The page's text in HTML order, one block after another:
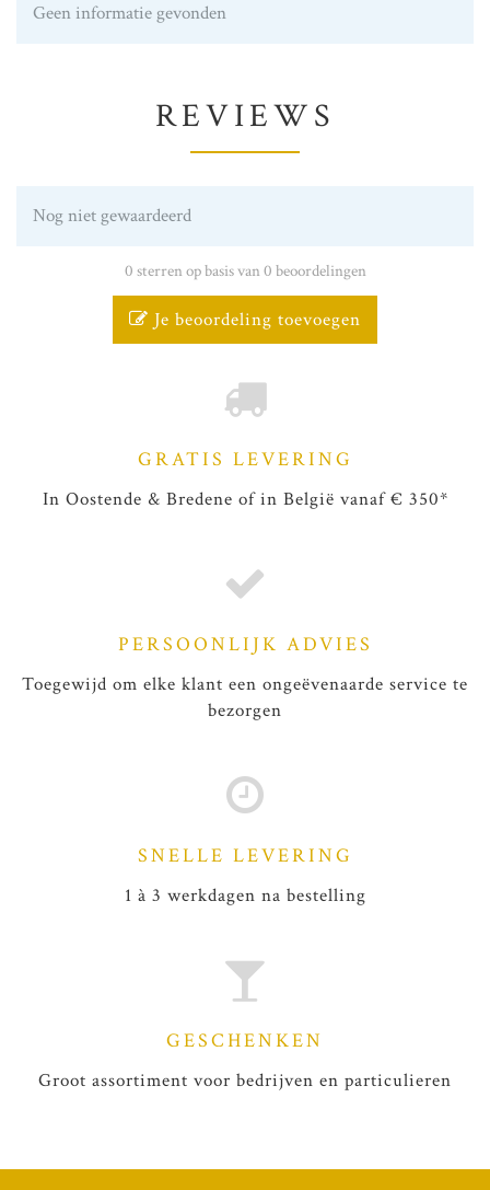
Geen informatie gevonden
REVIEWS
Nog niet gewaardeerd
0 sterren op basis van 0 beoordelingen
Je beoordeling toevoegen
GRATIS LEVERING
In Oostende & Bredene of in België vanaf € 350*
PERSOONLIJK ADVIES
Toegewijd om elke klant een ongeëvenaarde service te
bezorgen
SNELLE LEVERING
1 à 3 werkdagen na bestelling
GESCHENKEN
Groot assortiment voor bedrijven en particulieren